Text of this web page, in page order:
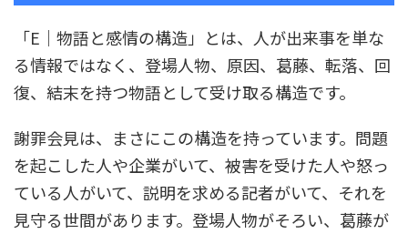
「E｜物語と感情の構造」とは、人が出来事を単な
る情報ではなく、登場人物、原因、葛藤、転落、回
復、結末を持つ物語として受け取る構造です。
謝罪会見は、まさにこの構造を持っています。問題
を起こした人や企業がいて、被害を受けた人や怒っ
ている人がいて、説明を求める記者がいて、それを
見守る世間があります。登場人物がそろい、葛藤が